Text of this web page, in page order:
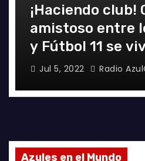
¡Haciendo club!
amistoso entre
y Fútbol 11 se
La Florida
Jul 5, 2022 Radio
Azules en el Mundo